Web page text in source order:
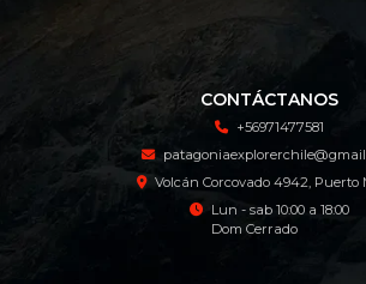
CONTÁCTANOS
+56971477581
Volcán Corcovado 4942, Puerto
Lun - sab 10:00 a 18:00
Dom Cerrado